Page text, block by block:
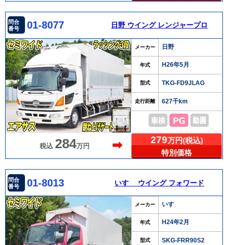
問合
番号
01-8077 日野 ウイング レンジャープロ
メーカー 日野
年式 H26年5月
型式 TKG-FD9JLAG
走行距離 627千km
税込 284万円 ➡ 279万円(税込)
特別価格
問合
番号
01-8013 いすゞ ウイング フォワード
メーカー いすゞ
年式 H24年2月
型式 SKG-FRR90S2